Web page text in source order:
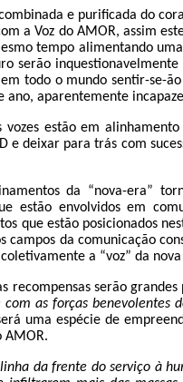
e purificada do
a Voz do AMOR, assim
tempo alimentando
serão
todo o mundo sentir-se-
ano, aparentemente
vozes estão em
e deixar para trás com
da “nova-era”
estão envolvidos em
que estão posicionados
campos da comunicação
a “voz” da
recompensas serão
as forças benevolentes
uma espécie de
AMOR.
linha da frente do serviço à